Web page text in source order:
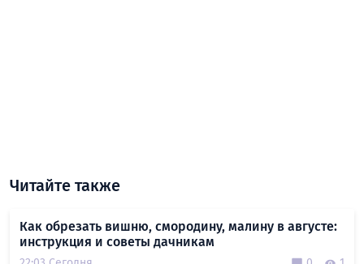
Читайте также
Как обрезать вишню, смородину, малину в августе:
инструкция и советы дачникам